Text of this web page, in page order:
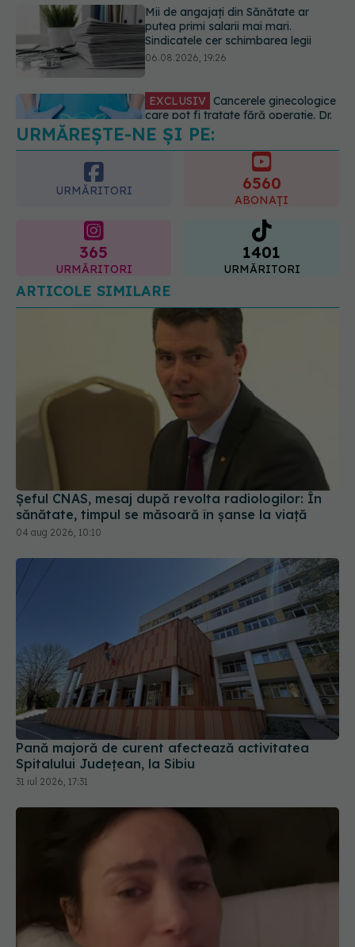
care pot fi tratate fără operație. Dr.
Sorin Bogdan (SANADOR): Chirurgia
este indicată doar punctual, pentru
anumite categorii de paciente
EXCLUSIV Brahiterapie vs
radioterapie externă în cancerul
ginecologic. Dr. Sorin Bogdan
(SANADOR) explică diferența și
cum acționează tratamentul
URMĂREȘTE-NE ȘI PE:
URMĂRITORI
ABONAȚI
URMĂRITORI
1401
URMĂRITORI
ARTICOLE SIMILARE
Șeful CNAS, mesaj după revolta radiologilor: În
sănătate, timpul se măsoară în șanse la viață
04 aug 2026, 10:10
Pană majoră de curent afectează activitatea
Spitalului Județean, la Sibiu
31 iul 2026, 17:31